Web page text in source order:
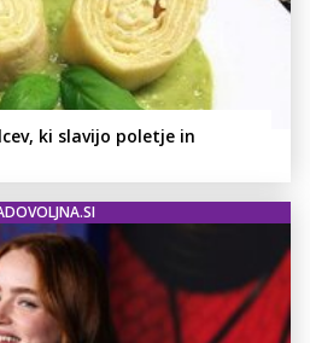
ki slavijo poletje in